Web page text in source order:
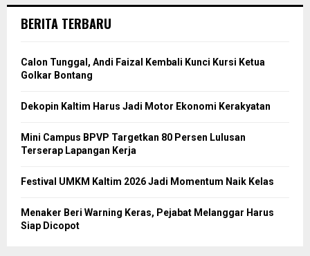
BERITA TERBARU
Calon Tunggal, Andi Faizal Kembali Kunci Kursi Ketua
Golkar Bontang
Dekopin Kaltim Harus Jadi Motor Ekonomi Kerakyatan
Mini Campus BPVP Targetkan 80 Persen Lulusan
Terserap Lapangan Kerja
Festival UMKM Kaltim 2026 Jadi Momentum Naik Kelas
Menaker Beri Warning Keras, Pejabat Melanggar Harus
Siap Dicopot